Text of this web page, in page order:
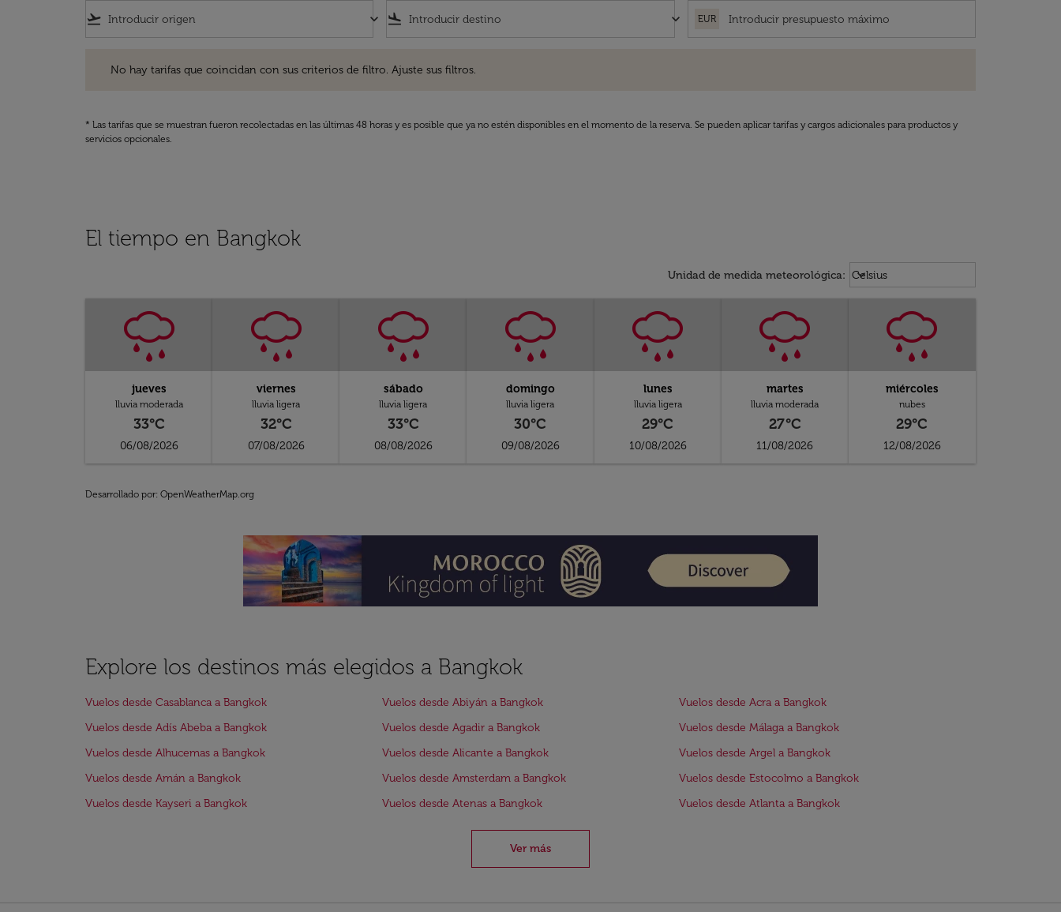
flight_takeoff keyboard_arrow_down flight_land keyboard_arrow_down EUR
No hay tarifas que coincidan con sus criterios de filtro. Ajuste sus filtros.
* Las tarifas que se muestran fueron recolectadas en las últimas 48 horas y es posible que ya no estén disponibles en el momento de la reserva. Se pueden aplicar tarifas y cargos adicionales para productos y
servicios opcionales.
El tiempo en Bangkok
Unidad de medida meteorológica: Weather unit option Celsius
Celsius
keyboard_arrow_down
jueves
lluvia moderada
33°C
06/08/2026
viernes
lluvia ligera
32°C
07/08/2026
sábado
lluvia ligera
33°C
08/08/2026
domingo
lluvia ligera
30°C
09/08/2026
lunes
lluvia ligera
29°C
10/08/2026
martes
lluvia moderada
27°C
11/08/2026
miércoles
nubes
29°C
12/08/2026
Desarrollado por: OpenWeatherMap.org
Explore los destinos más elegidos a Bangkok
Vuelos desde Casablanca a Bangkok Vuelos desde Abiyán a Bangkok
Vuelos desde Acra a Bangkok
Vuelos desde Adís Abeba a Bangkok
Vuelos desde Agadir a Bangkok
Vuelos desde Málaga a Bangkok
Vuelos desde Alhucemas a Bangkok
Vuelos desde Alicante a Bangkok
Vuelos desde Argel a Bangkok
Vuelos desde Amán a Bangkok
Vuelos desde Amsterdam a Bangkok
Vuelos desde Estocolmo a Bangkok
Vuelos desde Kayseri a Bangkok
Vuelos desde Atenas a Bangkok Vuelos desde Atlanta a Bangkok
Ver más